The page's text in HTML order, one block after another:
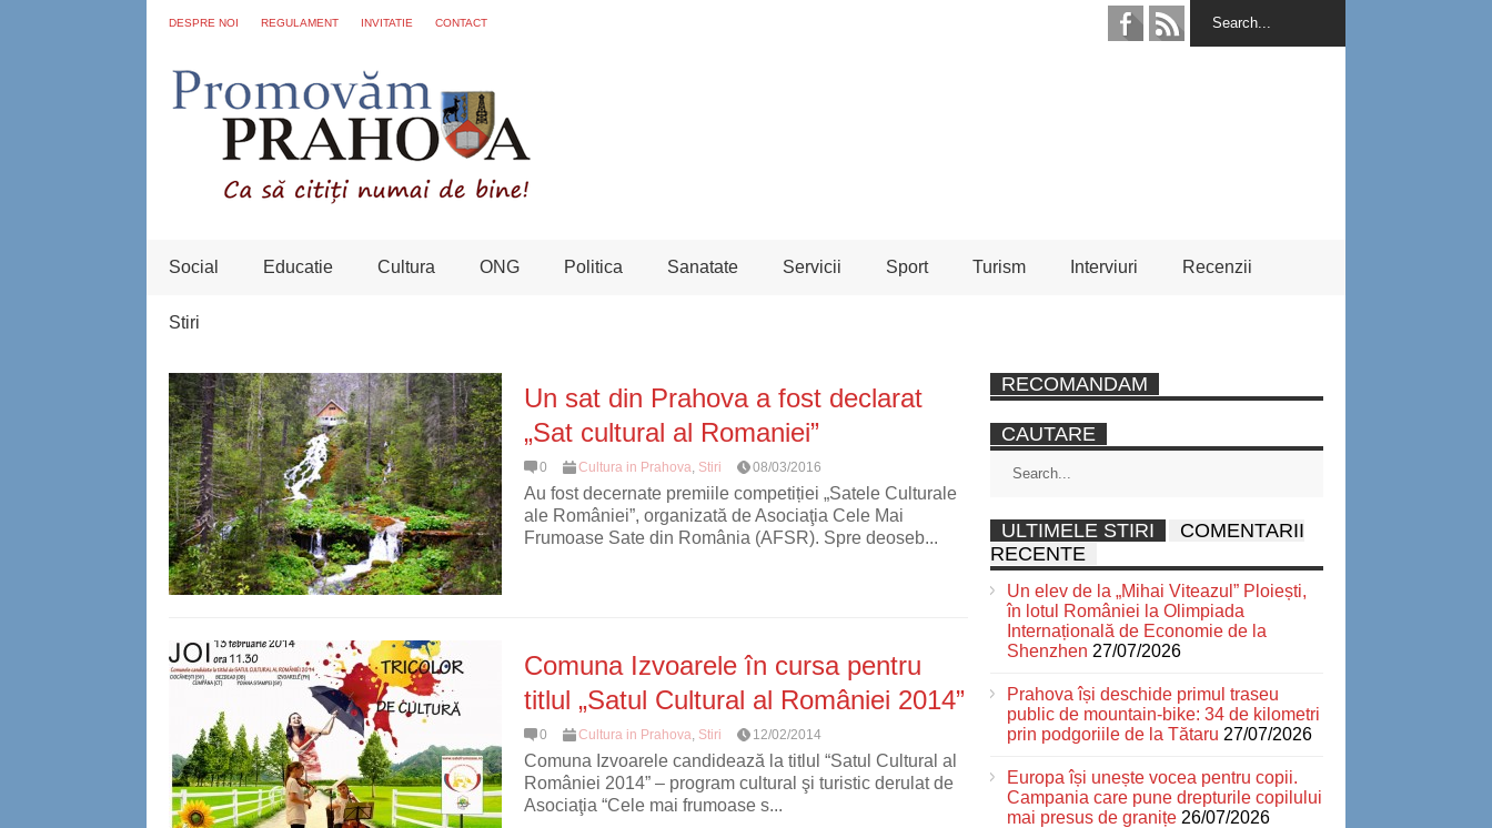
DESPRE NOI REGULAMENT INVITATIE CONTACT
Social Educatie Cultura ONG Politica Sanatate Servicii Sport Turism Interviuri Recenzii
Stiri
Un sat din Prahova a fost declarat
„Sat cultural al Romaniei”
0 Cultura in Prahova, Stiri 08/03/2016
Au fost decernate premiile competiției „Satele Culturale
ale României”, organizată de Asociaţia Cele Mai
Frumoase Sate din România (AFSR). Spre deoseb...
Comuna Izvoarele în cursa pentru
titlul „Satul Cultural al României 2014”
0 Cultura in Prahova, Stiri 12/02/2014
Comuna Izvoarele candidează la titlul “Satul Cultural al
României 2014” – program cultural şi turistic derulat de
Asociaţia “Cele mai frumoase s...
RECOMANDAM
CAUTARE
ULTIMELE STIRI
COMENTARII
RECENTE
Un elev de la „Mihai Viteazul” Ploiești,
în lotul României la Olimpiada
Internațională de Economie de la
Shenzhen 27/07/2026
Prahova își deschide primul traseu
public de mountain-bike: 34 de kilometri
prin podgoriile de la Tătaru 27/07/2026
Europa își unește vocea pentru copii.
Campania care pune drepturile copilului
mai presus de granițe 26/07/2026